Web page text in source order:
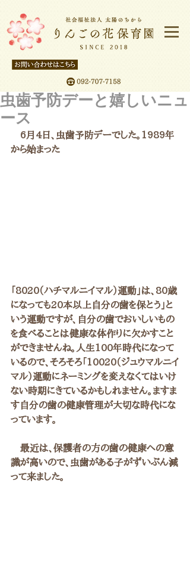
虫歯予防デーと嬉しいニュ
ース
6月4日、虫歯予防デーでした。1989年
から始まった
「8020（ハチマルニイマル）運動」は、80歳
になっても20本以上自分の歯を保とう」と
いう運動ですが、自分の歯でおいしいもの
を食べることは健康な体作りに欠かすこと
ができませんね。人生100年時代になって
いるので、そろそろ「10020（ジュウマルニイ
マル）運動にネーミングを変えなくてはいけ
ない時期にきているかもしれません。ますま
す自分の歯の健康管理が大切な時代にな
っています。
最近は、保護者の方の歯の健康への意
識が高いので、虫歯がある子がずいぶん減
って来ました。